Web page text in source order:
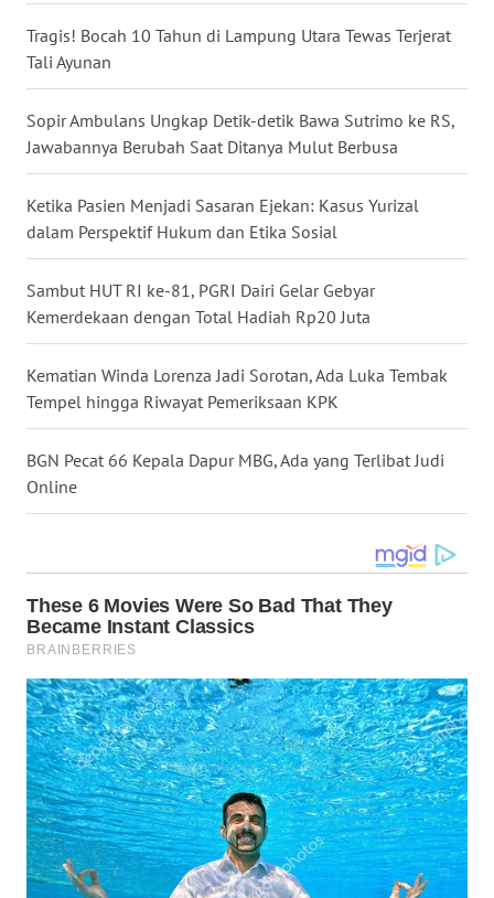
Tragis! Bocah 10 Tahun di Lampung Utara Tewas Terjerat
Tali Ayunan
Sopir Ambulans Ungkap Detik-detik Bawa Sutrimo ke RS,
Jawabannya Berubah Saat Ditanya Mulut Berbusa
Ketika Pasien Menjadi Sasaran Ejekan: Kasus Yurizal
dalam Perspektif Hukum dan Etika Sosial
Sambut HUT RI ke-81, PGRI Dairi Gelar Gebyar
Kemerdekaan dengan Total Hadiah Rp20 Juta
Kematian Winda Lorenza Jadi Sorotan, Ada Luka Tembak
Tempel hingga Riwayat Pemeriksaan KPK
BGN Pecat 66 Kepala Dapur MBG, Ada yang Terlibat Judi
Online
WN
KALTENG
WN
KALTARA
WN
KALSEL
WN
KALTIM
WN
SULSEL
WN
GORONTALO
WN
MALUKU
WN
MALUT
WN
DAIRI
WN
DANAU